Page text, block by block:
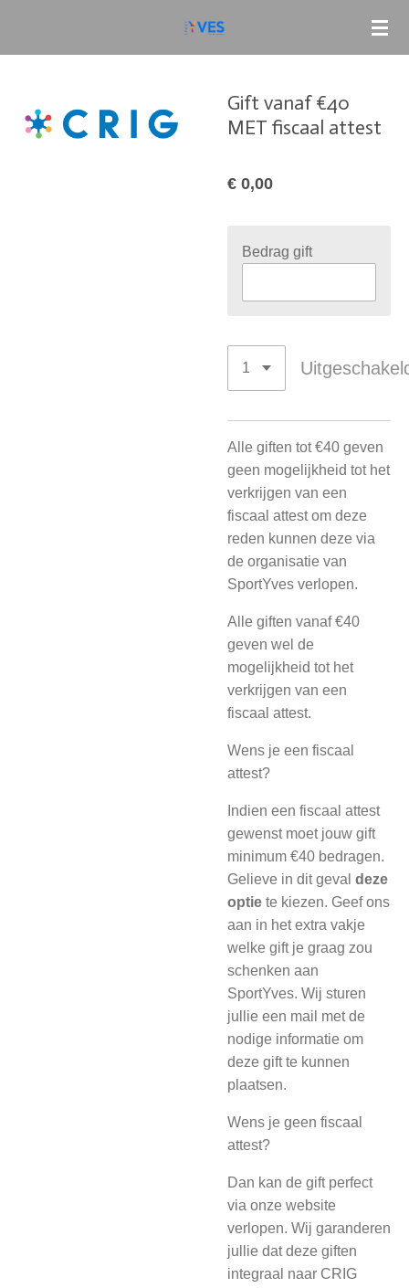
hoofdinhoud
Gift vanaf €40
MET fiscaal attest
€ 0,00
Bedrag gift
Alle giften tot €40 geven
geen mogelijkheid tot het
verkrijgen van een
fiscaal attest om deze
reden kunnen deze via
de organisatie van
SportYves verlopen.
Alle giften vanaf €40
geven wel de
mogelijkheid tot het
verkrijgen van een
fiscaal attest.
Wens je een fiscaal
attest?
Indien een fiscaal attest
gewenst moet jouw gift
minimum €40 bedragen.
Gelieve in dit geval deze
optie te kiezen. Geef ons
aan in het extra vakje
welke gift je graag zou
schenken aan
SportYves. Wij sturen
jullie een mail met de
nodige informatie om
deze gift te kunnen
plaatsen.
Wens je geen fiscaal
attest?
Dan kan de gift perfect
via onze website
verlopen. Wij garanderen
jullie dat deze giften
integraal naar CRIG